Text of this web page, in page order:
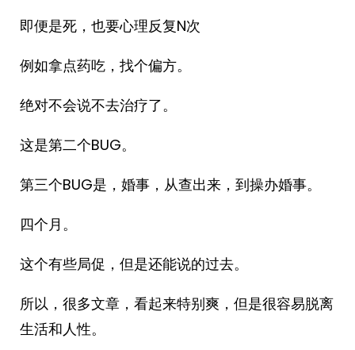
即便是死，也要心理反复N次
例如拿点药吃，找个偏方。
绝对不会说不去治疗了。
这是第二个BUG。
第三个BUG是，婚事，从查出来，到操办婚事。
四个月。
这个有些局促，但是还能说的过去。
所以，很多文章，看起来特别爽，但是很容易脱离
生活和人性。